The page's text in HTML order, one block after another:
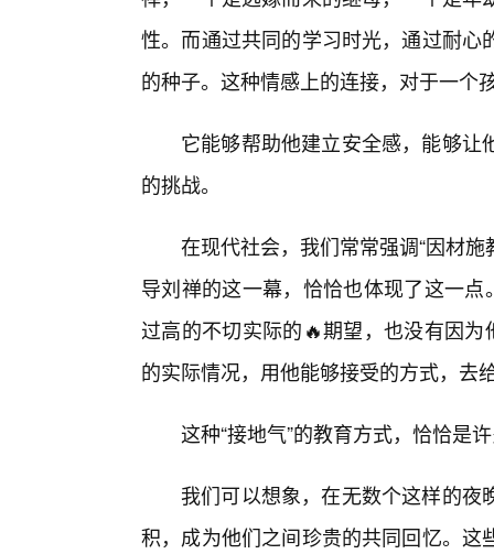
性。而通过共同的学习时光，通过耐
的种子。这种情感上的连接，对于一个
它能够帮助他建立安全感，能够
的挑战。
在现代社会，我们常常强调“因材
导刘禅的这一幕，恰恰也体现了这一
过高的不切实际的🔥期望，也没有因
的实际情况，用他能够接受的方式，去
这种“接地气”的教育方式，恰恰是
我们可以想象，在无数个这样的
积，成为他们之间珍贵的共同回忆。